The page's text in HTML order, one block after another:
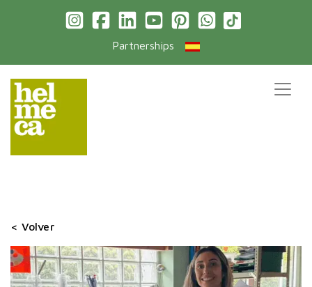
Partnerships
< Volver